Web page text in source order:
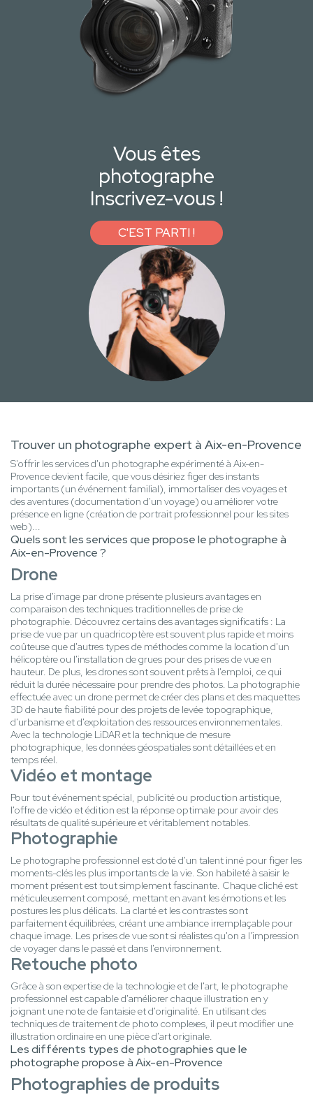
Vous êtes
photographe
Inscrivez-vous !
C'EST PARTI !
Trouver un photographe expert à Aix-en-Provence
S'offrir les services d'un photographe expérimenté à Aix-en-
Provence devient facile, que vous désiriez figer des instants
importants (un événement familial), immortaliser des voyages et
des aventures (documentation d'un voyage) ou améliorer votre
présence en ligne (création de portrait professionnel pour les sites
web)...
Quels sont les services que propose le photographe à
Aix-en-Provence ?
Drone
La prise d'image par drone présente plusieurs avantages en
comparaison des techniques traditionnelles de prise de
photographie. Découvrez certains des avantages significatifs : La
prise de vue par un quadricoptère est souvent plus rapide et moins
coûteuse que d'autres types de méthodes comme la location d'un
hélicoptère ou l'installation de grues pour des prises de vue en
hauteur. De plus, les drones sont souvent prêts à l'emploi, ce qui
réduit la durée nécessaire pour prendre des photos. La photographie
effectuée avec un drone permet de créer des plans et des maquettes
3D de haute fiabilité pour des projets de levée topographique,
d'urbanisme et d'exploitation des ressources environnementales.
Avec la technologie LiDAR et la technique de mesure
photographique, les données géospatiales sont détaillées et en
temps réel.
Vidéo et montage
Pour tout événement spécial, publicité ou production artistique,
l'offre de vidéo et édition est la réponse optimale pour avoir des
résultats de qualité supérieure et véritablement notables.
Photographie
Le photographe professionnel est doté d'un talent inné pour figer les
moments-clés les plus importants de la vie. Son habileté à saisir le
moment présent est tout simplement fascinante. Chaque cliché est
méticuleusement composé, mettant en avant les émotions et les
postures les plus délicats. La clarté et les contrastes sont
parfaitement équilibrées, créant une ambiance irremplaçable pour
chaque image. Les prises de vue sont si réalistes qu'on a l'impression
de voyager dans le passé et dans l'environnement.
Retouche photo
Grâce à son expertise de la technologie et de l'art, le photographe
professionnel est capable d'améliorer chaque illustration en y
joignant une note de fantaisie et d'originalité. En utilisant des
techniques de traitement de photo complexes, il peut modifier une
illustration ordinaire en une pièce d'art originale.
Les différents types de photographies que le
photographe propose à Aix-en-Provence
Photographies de produits